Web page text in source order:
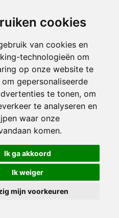
cookies
van cookies en
technologieën om
op onze website te
gepersonaliseerde
te tonen, om
te analyseren en
waar onze
komen.
Ik ga akkoord
Ik weiger
mijn voorkeuren
12.30 en 13.30 - 17.00
12.30 en 13.30 - 17.00
gesloten
gesloten